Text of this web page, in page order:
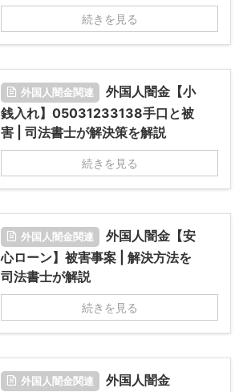
続きを見る
外国人闇金関連
外国人闇金【小
銭入れ】05031233138手口と被
害 | 司法書士が解決策を解説
続きを見る
外国人闇金関連
外国人闇金【安
心ローン】被害事案 | 解決方法を
司法書士が解説
続きを見る
外国人闇金関連
外国人闇金